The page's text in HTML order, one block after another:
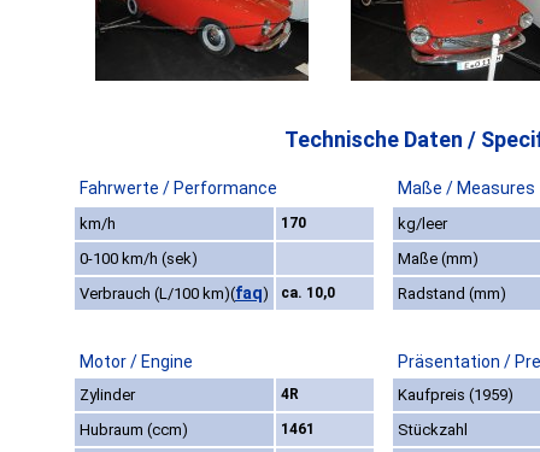
Technische Daten /
Fahrwerte / Performance Maße / Measures
km/h 170
kg/leer
0-100 km/h (sek)
Maße (mm)
Verbrauch (L/100 km)(faq) ca. 10,0 Radstand (mm)
Motor / Engine Präsentation /
Zylinder 4R
Kaufpreis (1959)
Hubraum (ccm)
1461
Stückzahl